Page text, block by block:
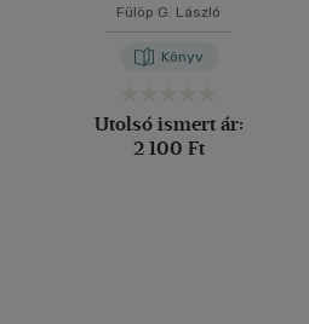
Fülöp G. László
Könyv
Utolsó ismert ár:
2 100 Ft